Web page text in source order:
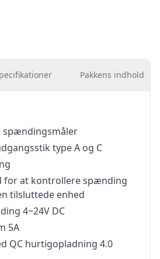
Pakkens indhold
spændingsmåler
type A og C
for at kontrollere spænding
tilsluttede enhed
4~24V DC
5A
QC hurtigopladning 4.0